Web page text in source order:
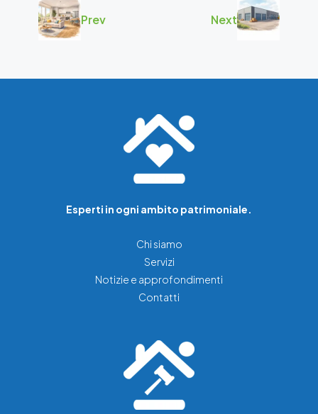
Prev Next
Esperti in ogni ambito patrimoniale.
Chi siamo
Servizi
Notizie e approfondimenti
Contatti